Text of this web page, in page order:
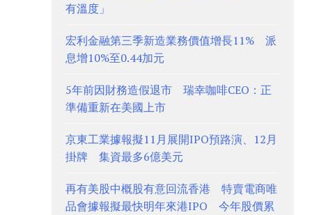
有溫度」
宏利金融第三季新造業務價值增長11% 派
息增10%至0.44加元
5年前因財務造假退市 瑞幸咖啡CEO：正
準備重新在美國上市
京東工業據報擬11月展開IPO預路演、12月
掛牌 集資最多6億美元
再有美股中概股有意回流香港 特賣電商唯
品會據報擬最快明年來港IPO 今年股價累